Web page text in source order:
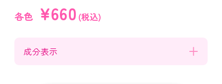
各色 ¥660 (税込)
成分表示